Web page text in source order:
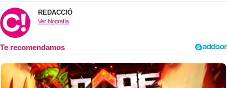
REDACCIÓ
Ver biografía